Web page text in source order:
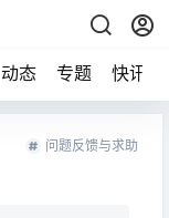
动态 专题 快讯
问题反馈与求助